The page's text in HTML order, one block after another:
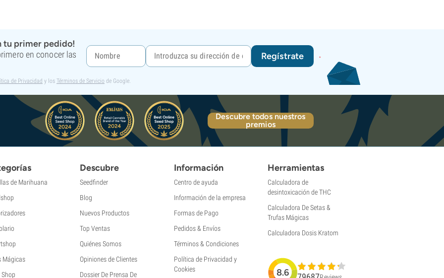
tu primer pedido!
en conocer las
Regístrate
de Privacidad y los Términos de Servicio de Google.
Descubre todos nuestros
premios
de Marihuana
Mágicas
Shop
Descubre
Seedfinder
Blog
Nuevos Productos
Top Ventas
Quiénes Somos
Opiniones de Clientes
Dossier De Prensa De
Información
Centro de ayuda
Información de la empresa
Formas de Pago
Pedidos & Envíos
Términos & Condiciones
Política de Privacidad y
Cookies
Herramientas
Calculadora de
desintoxicación de THC
Calculadora De Setas &
Trufas Mágicas
Calculadora Dosis Kratom
8.6